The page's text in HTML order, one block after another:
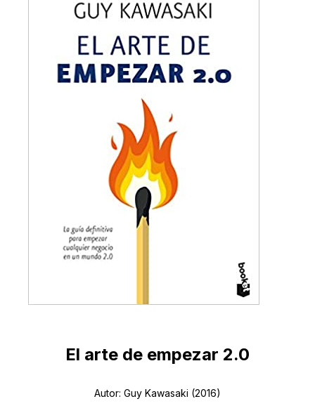
El arte de empezar 2.0
Autor: Guy Kawasaki (2016)